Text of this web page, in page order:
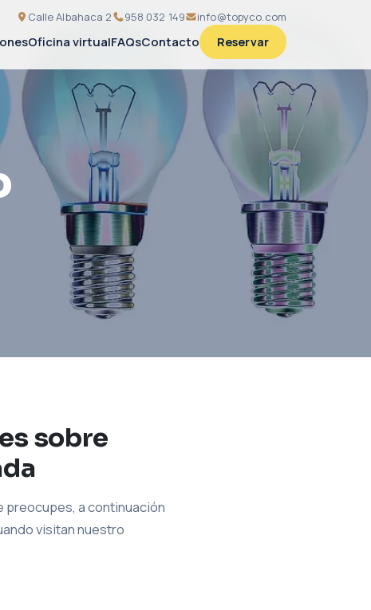
Calle Albahaca 2 958 032 149 info@topyco.com
Oficina virtualFAQsContacto Reservar
sobre
preocupes, a continuación
visitan nuestro